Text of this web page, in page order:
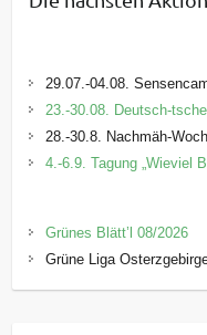
29.07.-04.08.
23.-30.08. Deutsch-
28.-30.8. Nachmäh-
4.-6.9. Tagung „Wieviel
Grünes Blätt’l 08/2026
Grüne Liga